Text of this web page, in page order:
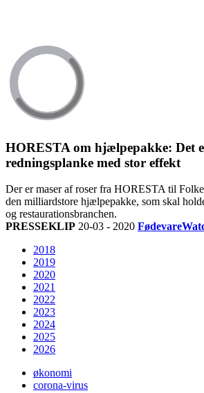
HORESTA om hjælpepakke: Det
redningsplanke med stor effekt
Der er maser af roser fra HORESTA til
den milliardstore hjælpepakke, som skal
og restaurationsbranchen.
PRESSEKLIP 20-03 - 2020
2018
2019
2020
2021
2022
2023
2024
2025
2026
økonomi
corona-virus